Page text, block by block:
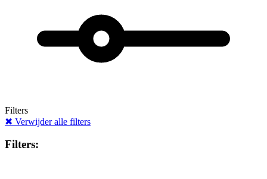
Filters
✖ Verwijder alle filters
Filters: